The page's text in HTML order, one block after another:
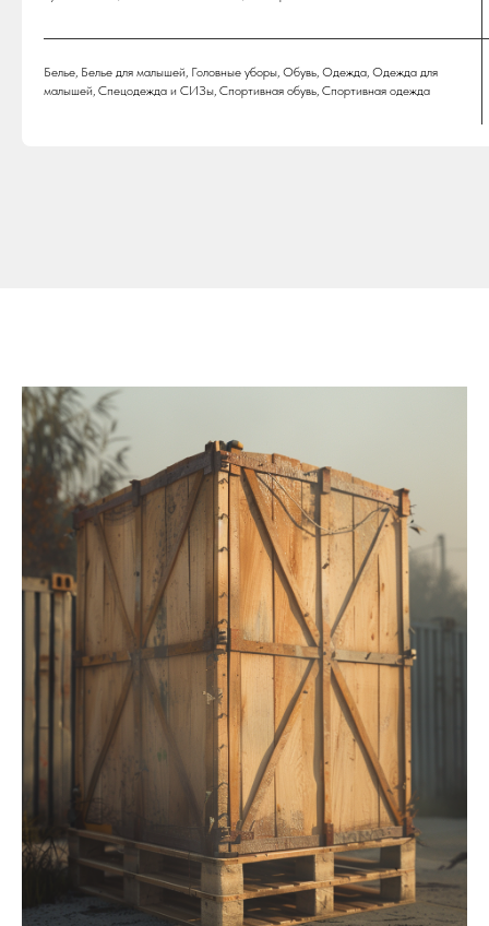
Белье, Белье для малышей, Головные уборы, Обувь, Одежда, Одежда для
малышей, Спецодежда и СИЗы, Спортивная обувь, Спортивная одежда